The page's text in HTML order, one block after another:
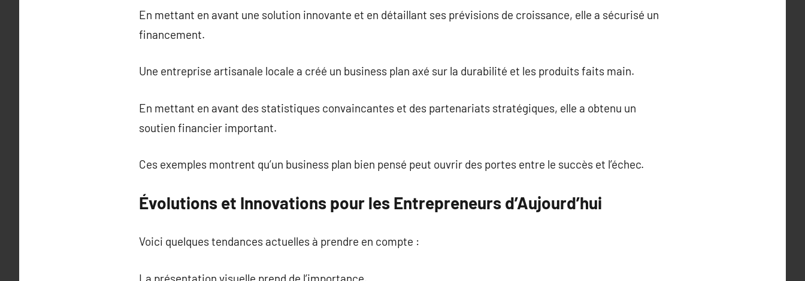
En mettant en avant une solution innovante et en détaillant ses prévisions de croissance, elle a sécurisé un
financement.
Une entreprise artisanale locale a créé un business plan axé sur la durabilité et les produits faits main.
En mettant en avant des statistiques convaincantes et des partenariats stratégiques, elle a obtenu un
soutien financier important.
Ces exemples montrent qu’un business plan bien pensé peut ouvrir des portes entre le succès et l’échec.
Évolutions et Innovations pour les Entrepreneurs d’Aujourd’hui
Voici quelques tendances actuelles à prendre en compte :
La présentation visuelle prend de l’importance.